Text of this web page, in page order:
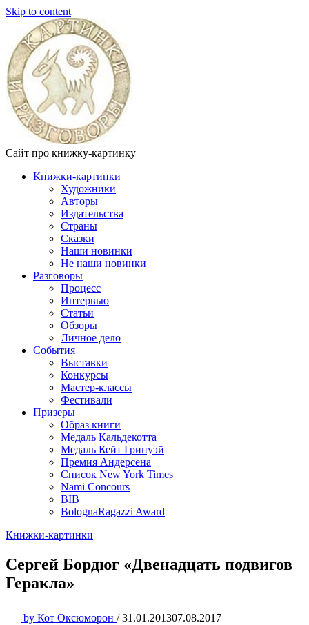
Skip to content
Сайт про книжку-картинку
Книжки-картинки
Художники
Авторы
Издательства
Страны
Сказки
Наши новинки
Не наши новинки
Разговоры
Процесс
Интервью
Статьи
Обзоры
Личное дело
События
Выставки
Конкурсы
Мастер-классы
Фестивали
Призеры
Образ книги
Медаль Кальдекотта
Медаль Кейт Гринуэй
Премия Андерсена
Список New York Times
Nami Concours
BIB
BolognaRagazzi Award
Книжки-картинки
Сергей Бордюг «Двенадцать подвигов
Геракла»
by Кот Оксюморон / 31.01.201307.08.2017